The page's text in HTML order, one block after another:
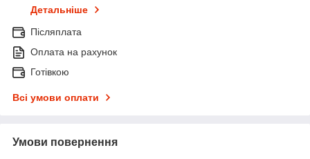
Детальніше
Післяплата
Оплата на рахунок
Готівкою
Всі умови оплати
Умови повернення